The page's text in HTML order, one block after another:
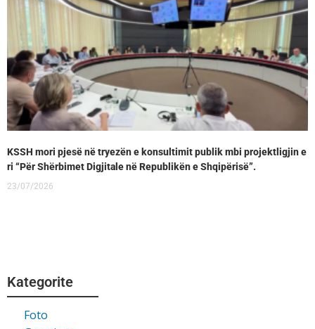
KSSH mori pjesë në tryezën e konsultimit publik mbi projektligjin e
ri “Për Shërbimet Digjitale në Republikën e Shqipërisë”.
23/07/2026
Kategorite
Foto